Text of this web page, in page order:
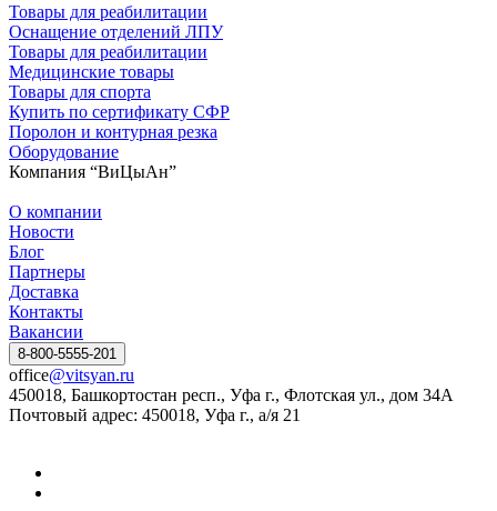
Товары для реабилитации
Оснащение отделений ЛПУ
Товары для реабилитации
Медицинские товары
Товары для спорта
Купить по сертификату СФР
Поролон и контурная резка
Оборудование
Компания “ВиЦыАн”
О компании
Новости
Блог
Партнеры
Доставка
Контакты
Вакансии
8-800-5555-201
office@vitsyan.ru
450018, Башкортостан респ., Уфа г., Флотская ул., дом 34А
Почтовый адрес: 450018, Уфа г., а/я 21